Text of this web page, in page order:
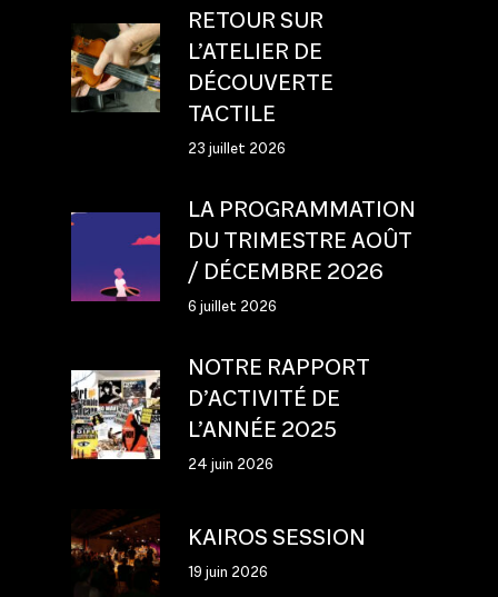
RETOUR SUR
L’ATELIER DE
DÉCOUVERTE
TACTILE
23 juillet 2026
LA PROGRAMMATION
DU TRIMESTRE AOÛT
/ DÉCEMBRE 2026
6 juillet 2026
NOTRE RAPPORT
D’ACTIVITÉ DE
L’ANNÉE 2025
24 juin 2026
KAIROS SESSION
19 juin 2026